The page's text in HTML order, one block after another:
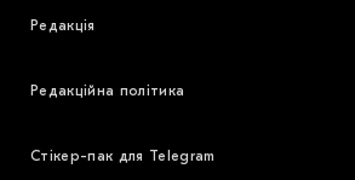
Редакція
Редакційна політика
Стікер-пак для Telegram